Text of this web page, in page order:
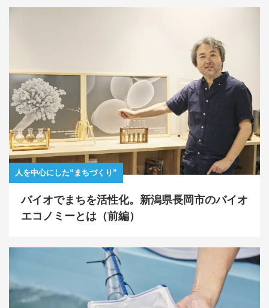
人を中心にした“まちづくり”
バイオでまちを活性化。新潟県長岡市のバイオ
エコノミーとは（前編）